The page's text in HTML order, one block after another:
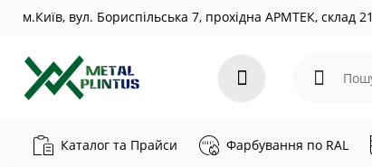
м.Київ, вул. Бориспільська 7, прохідна АРМТЕК, склад 21
Каталог та Прайси Фарбування по RAL